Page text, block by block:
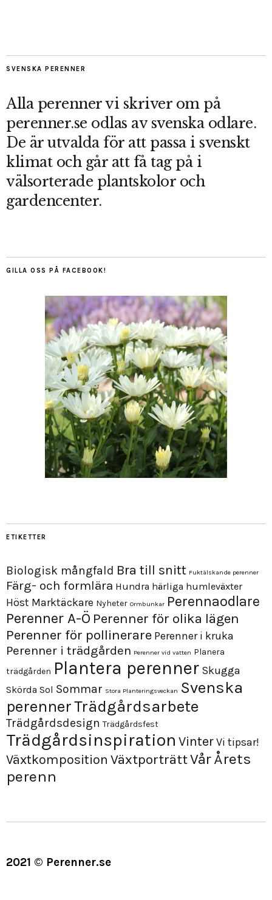
SVENSKA PERENNER
Alla perenner vi skriver om på
perenner.se odlas av svenska odlare.
De är utvalda för att passa i svenskt
klimat och går att få tag på i
välsorterade plantskolor och
gardencenter.
GILLA OSS PÅ FACEBOOK!
ETIKETTER
Biologisk mångfald Bra till snitt Fuktälskande perenner
Färg- och formlära Hundra härliga humleväxter
Höst Marktäckare Nyheter Ormbunkar Perennaodlare
Perenner A-Ö Perenner för olika lägen
Perenner för pollinerare Perenner i kruka
Perenner i trädgården Perenner vid vatten Planera
trädgården Plantera perenner Skugga
Skörda Sol Sommar Stora Planteringsveckan Svenska
perennerTrädgårdsarbete
Trädgårdsdesign Trädgårdsfest
Trädgårdsinspiration VinterVi tipsar!
Växtkomposition VäxtporträttVårÅrets
perenn
2021 © Perenner.se